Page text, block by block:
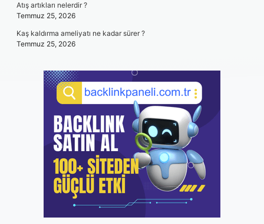
Atış artıkları nelerdir ?
Temmuz 25, 2026
Kaş kaldırma ameliyatı ne kadar sürer ?
Temmuz 25, 2026